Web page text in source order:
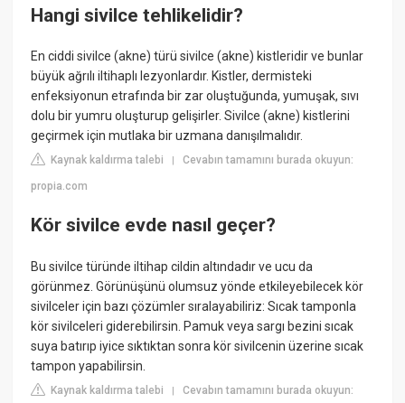
Hangi sivilce tehlikelidir?
En ciddi sivilce (akne) türü sivilce (akne) kistleridir ve bunlar
büyük ağrılı iltihaplı lezyonlardır. Kistler, dermisteki
enfeksiyonun etrafında bir zar oluştuğunda, yumuşak, sıvı
dolu bir yumru oluşturup gelişirler. Sivilce (akne) kistlerini
geçirmek için mutlaka bir uzmana danışılmalıdır.
Kaynak kaldırma talebi |Cevabın tamamını burada okuyun:
propia.com
Kör sivilce evde nasıl geçer?
Bu sivilce türünde iltihap cildin altındadır ve ucu da
görünmez. Görünüşünü olumsuz yönde etkileyebilecek kör
sivilceler için bazı çözümler sıralayabiliriz: Sıcak tamponla
kör sivilceleri giderebilirsin. Pamuk veya sargı bezini sıcak
suya batırıp iyice sıktıktan sonra kör sivilcenin üzerine sıcak
tampon yapabilirsin.
Kaynak kaldırma talebi |Cevabın tamamını burada okuyun: